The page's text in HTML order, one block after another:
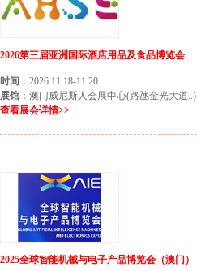
2026第三届亚洲国际酒店用品及食品博览会
时间 ：2026.11.18-11.20
展馆 ：澳门威尼斯人会展中心(路氹金光大道..)
查看展会详情>>
2025全球智能机械与电子产品博览会（澳门）